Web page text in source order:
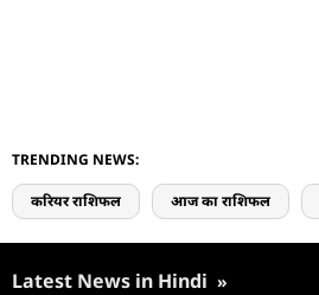
TRENDING NEWS:
करियर राशिफल आज का राशिफल
Latest News in Hindi »